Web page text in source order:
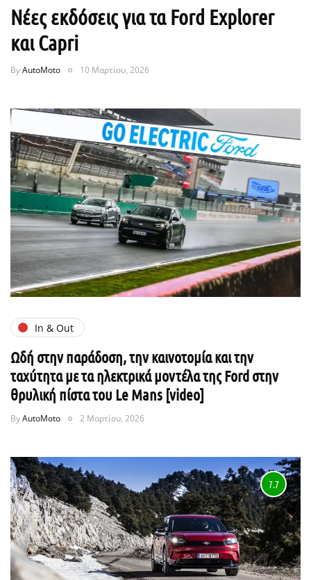
Νέες εκδόσεις για τα Ford Explorer
και Capri
ByAutoMoto 10 Μαρτίου, 2026
In & Out
Ωδή στην παράδοση, την καινοτομία και την
ταχύτητα με τα ηλεκτρικά μοντέλα της Ford στην
θρυλική πίστα του Le Mans [video]
ByAutoMoto 2 Μαρτίου, 2026
7.7